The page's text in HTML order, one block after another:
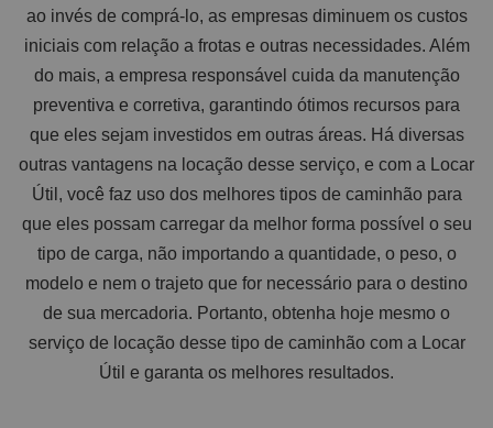
ao invés de comprá-lo, as empresas diminuem os custos
iniciais com relação a frotas e outras necessidades. Além
do mais, a empresa responsável cuida da manutenção
preventiva e corretiva, garantindo ótimos recursos para
que eles sejam investidos em outras áreas. Há diversas
outras vantagens na locação desse serviço, e com a Locar
Útil, você faz uso dos melhores tipos de caminhão para
que eles possam carregar da melhor forma possível o seu
tipo de carga, não importando a quantidade, o peso, o
modelo e nem o trajeto que for necessário para o destino
de sua mercadoria. Portanto, obtenha hoje mesmo o
serviço de locação desse tipo de caminhão com a Locar
Útil e garanta os melhores resultados.